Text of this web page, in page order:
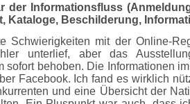
der Informationsfluss
Kataloge, Beschilderung,
Schwierigkeiten mit der Online-
unterlief, aber das
sofort behoben. Die Informationen
Facebook. Ich fand es wirklich
und eine Übersicht der